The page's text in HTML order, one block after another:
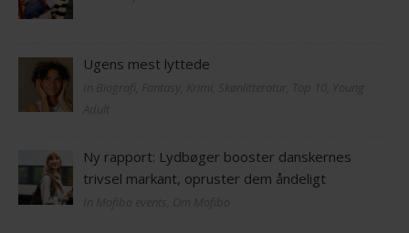
Ugens mest lyttede
Ny rapport: Lydbøger booster danskernes
trivsel markant, opruster dem åndeligt